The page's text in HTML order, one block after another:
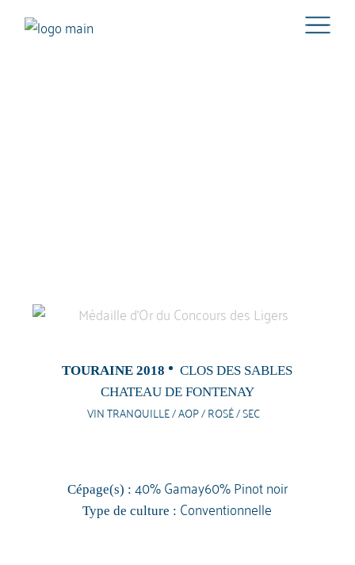
TOURAINE 2018
CLOS DES SABLES
CHATEAU DE FONTENAY
VIN TRANQUILLE / AOP / ROSÉ / SEC
Cépage(s) : 40% Gamay60% Pinot noir
Type de culture : Conventionnelle